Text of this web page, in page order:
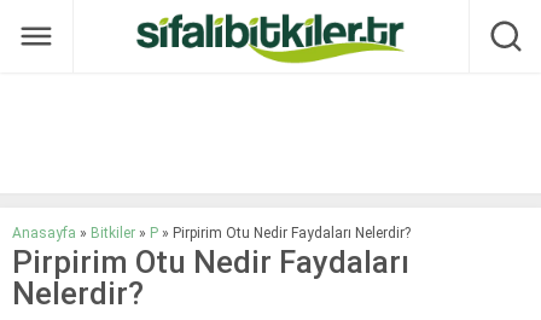
Anasayfa » Bitkiler » P » Pirpirim Otu Nedir Faydaları Nelerdir?
Pirpirim Otu Nedir Faydaları
Nelerdir?